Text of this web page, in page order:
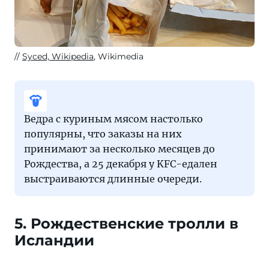
Syced, Wikipedia, Wikimedia
Ведра с куриным мясом настолько
популярны, что заказы на них
принимают за несколько месяцев до
Рождества, а 25 декабря у KFC-едален
выстраиваются длинные очереди.
5. Рождественские тролли в
Исландии